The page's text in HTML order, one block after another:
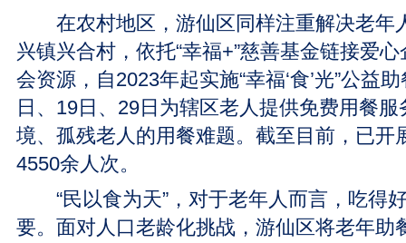
在农村地区，游仙区同样注重解决老年
兴镇兴合村，依托“幸福+”慈善基金链接爱
会资源，自2023年起实施“幸福‘食’光”公益
日、19日、29日为辖区老人提供免费用餐
境、孤残老人的用餐难题。截至目前，已开
4550余人次。
“民以食为天”，对于老年人而言，吃得
要。面对人口老龄化挑战，游仙区将老年助